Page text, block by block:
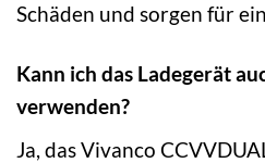
Schäden und sorgen für
Kann ich das Ladegerät
verwenden?
Ja, das Vivanco